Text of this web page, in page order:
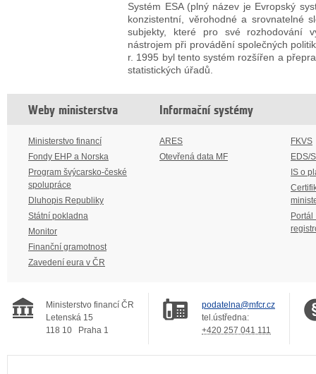
Systém ESA (plný název je Evropský
konzistentní, věrohodné a srovnatelné
subjekty, které pro své rozhodování
nástrojem při provádění společných
r. 1995 byl tento systém rozšířen a
statistických úřadů.
Weby ministerstva
Ministerstvo financí
Fondy EHP a Norska
Program švýcarsko-české
spolupráce
Dluhopis Republiky
Státní pokladna
Monitor
Finanční gramotnost
Zavedení eura v ČR
Informační systémy
ARES
Otevřená data MF
FKVS
EDS/
IS o
Portál
Ministerstvo financí ČR
Letenská 15
118 10
Praha 1
podatelna@mfcr.cz
tel.ústředna:
+420 257 041 111